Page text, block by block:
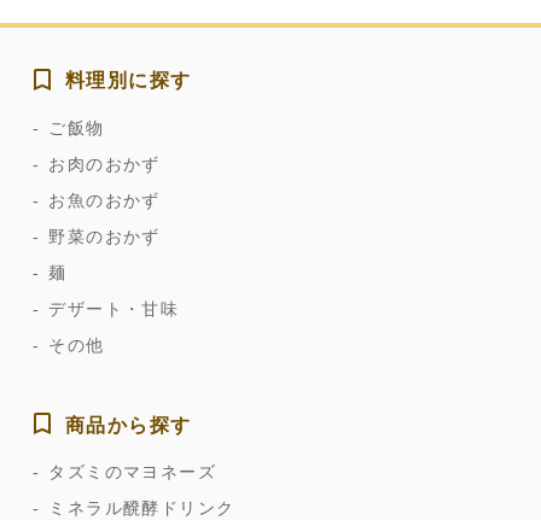
料理別に探す
ご飯物
お肉のおかず
お魚のおかず
野菜のおかず
麺
デザート・甘味
その他
商品から探す
タズミのマヨネーズ
ミネラル醗酵ドリンク